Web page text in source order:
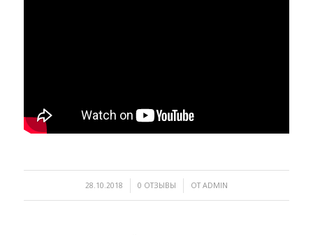
28.10.2018
/ 0 ОТЗЫВЫ
/ ОТADMIN